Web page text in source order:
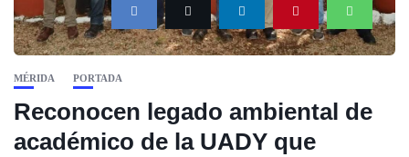
MÉRIDA PORTADA
Reconocen legado ambiental de
académico de la UADY que